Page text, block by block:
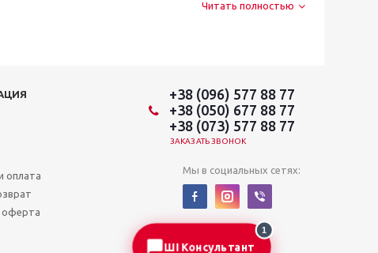
Читать полностью
оплата
оферта
+38 (096) 577 88 77
+38 (050) 677 88 77
+38 (073) 577 88 77
ЗАКАЗАТЬ ЗВОНОК
Мы в социальных сетях:
ШІ Консультант
1